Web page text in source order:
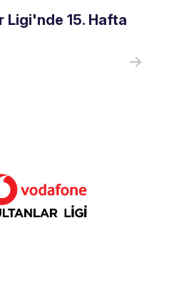
Ligi'nde 15. Hafta